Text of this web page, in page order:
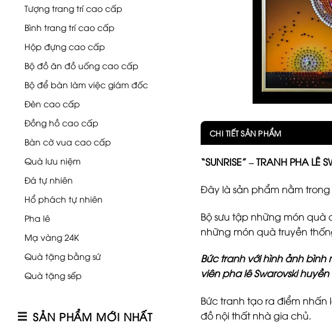
Tượng trang trí cao cấp
Bình trang trí cao cấp
Hộp đựng cao cấp
Bộ đồ ăn đồ uống cao cấp
Bộ để bàn làm việc giám đốc
Đèn cao cấp
Đồng hồ cao cấp
Bàn cờ vua cao cấp
Quà lưu niệm
Đá tự nhiên
Hổ phách tự nhiên
Pha lê
Mạ vàng 24K
Quà tặng bằng sứ
Quà tặng sếp
SẢN PHẨM MỚI NHẤT
CHI TIẾT SẢN PHẨM
“SUNRISE” – TRANH PHA
Đây là sản phẩm nằm
Bộ sưu tập những món
những món quà truyền
Bức tranh với hình ảnh
viên pha lê Swarovski
Bức tranh tạo ra điểm
đồ nội thất nhà gia chủ.